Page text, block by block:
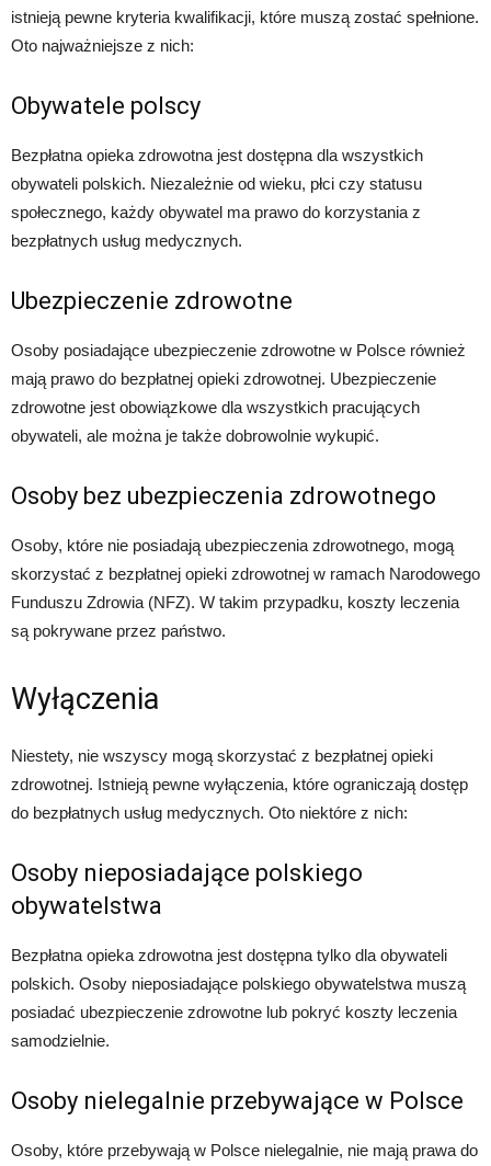
istnieją pewne kryteria kwalifikacji, które muszą zostać spełnione.
Oto najważniejsze z nich:
Obywatele polscy
Bezpłatna opieka zdrowotna jest dostępna dla wszystkich
obywateli polskich. Niezależnie od wieku, płci czy statusu
społecznego, każdy obywatel ma prawo do korzystania z
bezpłatnych usług medycznych.
Ubezpieczenie zdrowotne
Osoby posiadające ubezpieczenie zdrowotne w Polsce również
mają prawo do bezpłatnej opieki zdrowotnej. Ubezpieczenie
zdrowotne jest obowiązkowe dla wszystkich pracujących
obywateli, ale można je także dobrowolnie wykupić.
Osoby bez ubezpieczenia zdrowotnego
Osoby, które nie posiadają ubezpieczenia zdrowotnego, mogą
skorzystać z bezpłatnej opieki zdrowotnej w ramach Narodowego
Funduszu Zdrowia (NFZ). W takim przypadku, koszty leczenia
są pokrywane przez państwo.
Wyłączenia
Niestety, nie wszyscy mogą skorzystać z bezpłatnej opieki
zdrowotnej. Istnieją pewne wyłączenia, które ograniczają dostęp
do bezpłatnych usług medycznych. Oto niektóre z nich:
Osoby nieposiadające polskiego
obywatelstwa
Bezpłatna opieka zdrowotna jest dostępna tylko dla obywateli
polskich. Osoby nieposiadające polskiego obywatelstwa muszą
posiadać ubezpieczenie zdrowotne lub pokryć koszty leczenia
samodzielnie.
Osoby nielegalnie przebywające w Polsce
Osoby, które przebywają w Polsce nielegalnie, nie mają prawa do